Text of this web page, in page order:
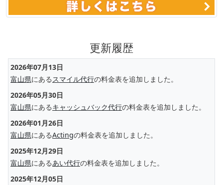
更新履歴
2026年07月13日
富山県にある スマイル代行の料金表を追加しました。
2026年05月30日
富山県にあるキャッシュバック代行の料金表を追加しました。
2026年01月26日
富山県にあるActingの料金表を追加しました。
2025年12月29日
富山県にあるあい代行の料金表を追加しました。
2025年12月05日